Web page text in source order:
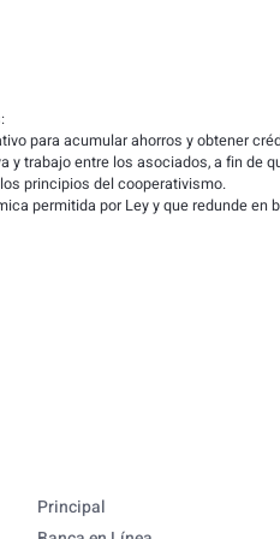
Principal
para acumular ahorros y obtener
y trabajo entre los asociados, a fin de
principios del cooperativismo.
permitida por Ley y que redunde en